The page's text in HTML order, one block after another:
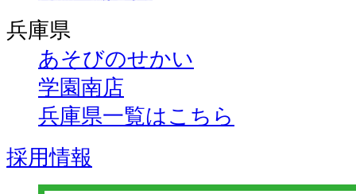
兵庫県
あそびのせかい
学園南店
兵庫県一覧はこちら
採用情報